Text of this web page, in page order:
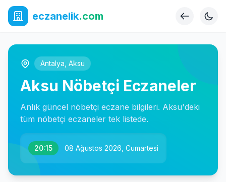
eczanelik.com
Antalya Aksu
Aksu Nöbetçi Eczaneler
Anlık güncel nöbetçi eczane bilgileri. Aksu'deki
tüm nöbetçi eczaneler tek listede.
20:15 08 Ağustos 2026, Cumartesi